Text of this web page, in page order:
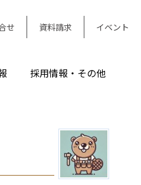
せ 資料請求 イベント
採用情報・その他